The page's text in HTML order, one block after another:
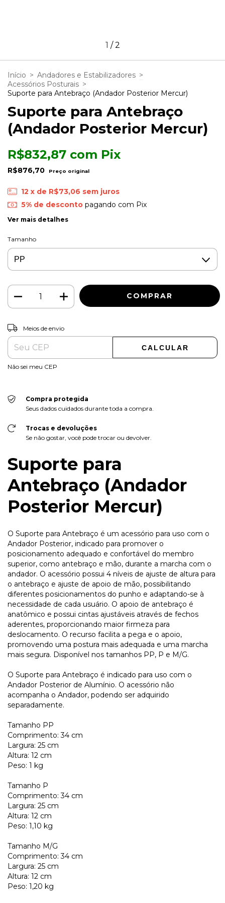
1 /2
Início > Andadores e Estabilizadores >
Acessórios Posturais >
Suporte para Antebraço (Andador Posterior Mercur)
Suporte para Antebraço
(Andador Posterior Mercur)
R$876,70
R$832,87 com Pix
12 x de R$73,06 sem juros
5% de descontopagando com Pix
Ver mais detalhes
Tamanho
Entregas para o CEP:
Meios de envio
CALCULAR
Não sei meu CEP
Compra protegida
Seus dados cuidados durante toda a compra.
Trocas e devoluções
Se não gostar, você pode trocar ou devolver.
Suporte para
Antebraço (Andador
Posterior Mercur)
O Suporte para Antebraço é um acessório para uso com o
Andador Posterior, indicado para promover o
posicionamento adequado e confortável do membro
superior, como antebraço e mão, durante a marcha com o
andador. O acessório possui 4 níveis de ajuste de altura para
o antebraço e ajuste de apoio de mão, possibilitando
diferentes posicionamentos do punho e adaptando-se à
necessidade de cada usuário. O apoio de antebraço é
anatômico e possui cintas ajustáveis através de fechos
aderentes, proporcionando maior firmeza para
deslocamento. O recurso facilita a pega e o apoio,
promovendo uma postura mais adequada e uma marcha
mais segura. Disponível nos tamanhos PP, P e M/G.
O Suporte para Antebraço é indicado para uso com o
Andador Posterior de Alumínio. O acessório não
acompanha o Andador, podendo ser adquirido
separadamente.
Tamanho PP
Comprimento: 34 cm
Largura: 25 cm
Altura: 12 cm
Peso: 1 kg
Tamanho P
Comprimento: 34 cm
Largura: 25 cm
Altura: 12 cm
Peso: 1,10 kg
Tamanho M/G
Comprimento: 34 cm
Largura: 25 cm
Altura: 12 cm
Peso: 1,20 kg